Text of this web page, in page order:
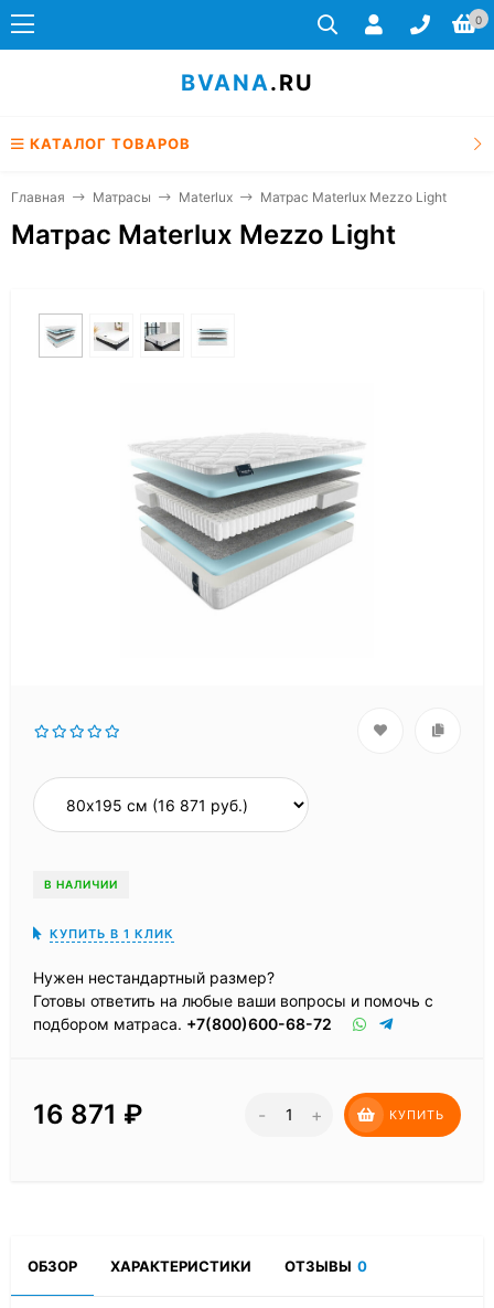
0
BVANA.RU
КАТАЛОГ ТОВАРОВ
Главная Матрасы Materlux Матрас Materlux Mezzo Light
Матрас Materlux Mezzo Light
В НАЛИЧИИ
КУПИТЬ В 1 КЛИК
Нужен нестандартный размер?
Готовы ответить на любые ваши вопросы и помочь с
подбором матраса. +7(800)600-68-72
16 871 ₽ - + КУПИТЬ
ОБЗОР ХАРАКТЕРИСТИКИ ОТЗЫВЫ 0